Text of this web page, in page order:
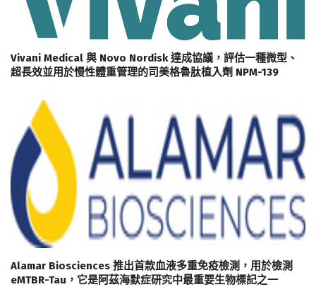
Vivani Medical 與 Novo Nordisk 達成協議，評估一種微型、
超長效並用於慢性體重管理的司美格魯肽植入劑 NPM-139
Alamar Biosciences 推出首款血液多重免疫檢測，用於檢測
eMTBR-Tau，它是阿茲海默症研究中最重要生物標記之一